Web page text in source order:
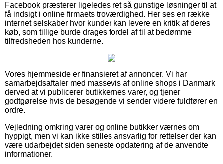
Facebook præsterer ligeledes ret så gunstige løsninger til at
få indsigt i online firmaets troværdighed. Her ses en række
internet selskaber hvor kunder kan levere en kritik af deres
køb, som tillige burde drages fordel af til at bedømme
tilfredsheden hos kunderne.
Vores hjemmeside er finansieret af annoncer. Vi har
samarbejdsaftaler med massevis af online shops i Danmark
derved at vi publicerer butikkernes varer, og tjener
godtgørelse hvis de besøgende vi sender videre fuldfører en
ordre.
Vejledning omkring varer og online butikker værnes om
hyppigt, men vi kan ikke stilles ansvarlig for rettelser der kan
være udarbejdet siden seneste opdatering af de anvendte
informationer.